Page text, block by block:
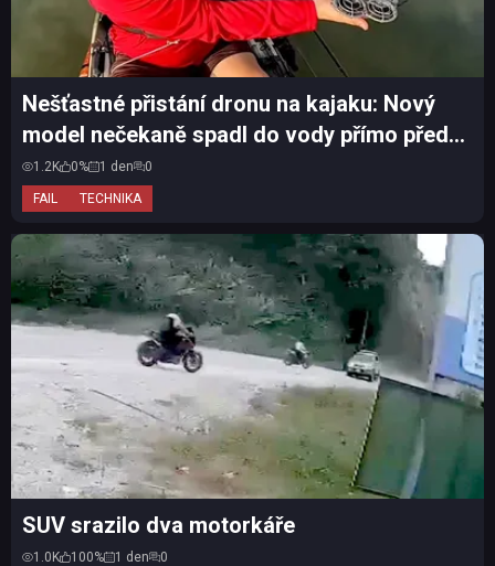
FAIL TECHNIKA
Nešťastné přistání dronu na kajaku: Nový
model nečekaně spadl do vody přímo před
očima majitele
1.2K 0% 1 den 0
SUV srazilo dva motorkáře
1.0K 100% 1 den 0